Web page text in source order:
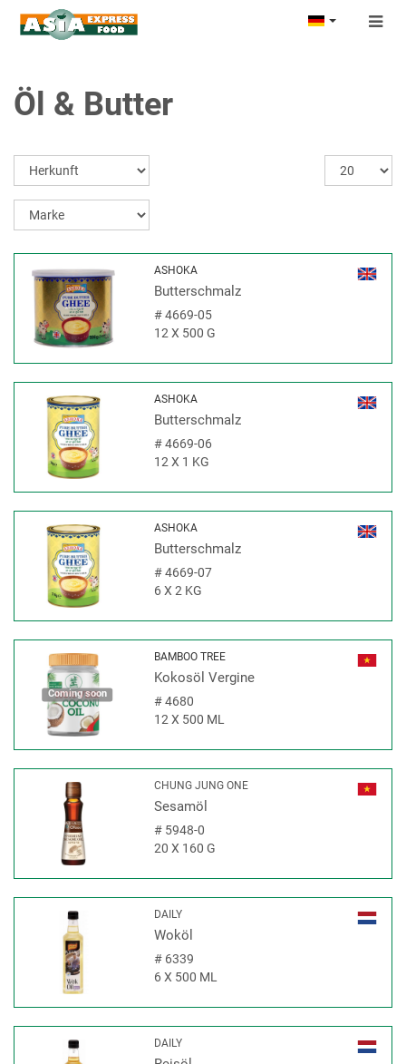
Öl & Butter
ASHOKA
Butterschmalz
#4669-05
12 X 500 G
ASHOKA
Butterschmalz
#4669-06
12 X 1 KG
ASHOKA
Butterschmalz
#4669-07
6 X 2 KG
Coming soon
BAMBOO TREE
Kokosöl Vergine
#4680
12 X 500 ML
CHUNG JUNG ONE
Sesamöl
#5948-0
20 X 160 G
DAILY
Woköl
#6339
6 X 500 ML
DAILY